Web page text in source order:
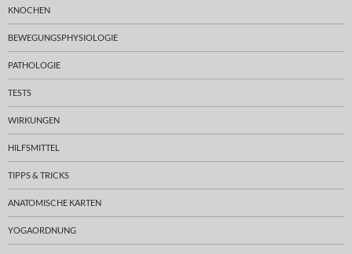
KNOCHEN
BEWEGUNGSPHYSIOLOGIE
PATHOLOGIE
TESTS
WIRKUNGEN
HILFSMITTEL
TIPPS & TRICKS
ANATOMISCHE KARTEN
YOGAORDNUNG